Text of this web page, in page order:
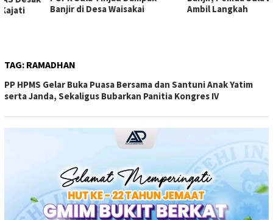
Banjir di Desa Waisakai
Ambil Langkah
TAG: RAMADHAN
PP HPMS Gelar Buka Puasa Bersama dan Santuni Anak Yatim
serta Janda, Sekaligus Bubarkan Panitia Kongres IV